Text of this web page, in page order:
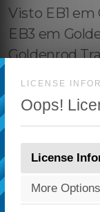
LICENSE
Oops!
License
More Options